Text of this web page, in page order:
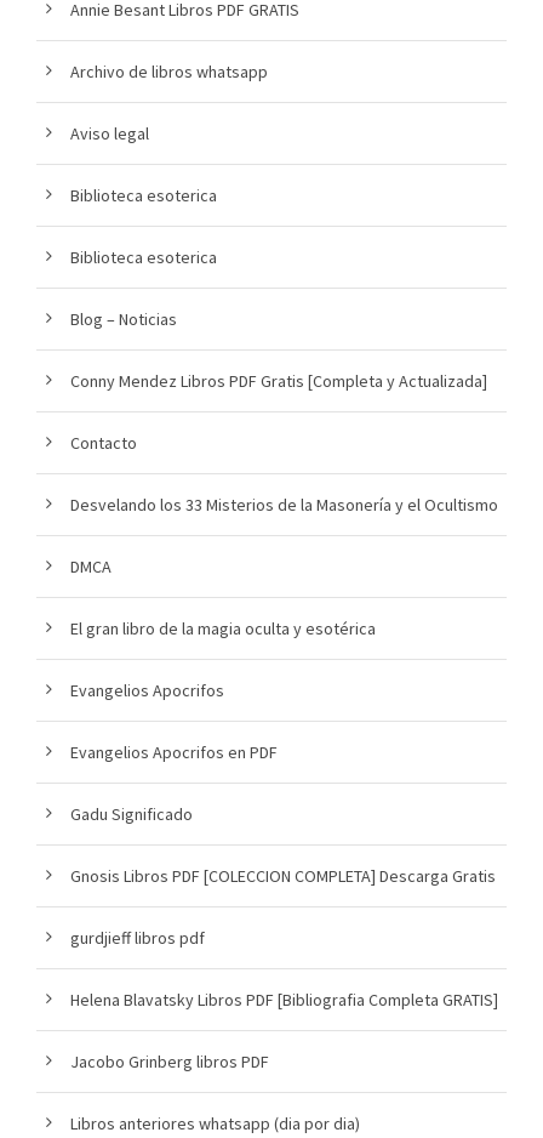
Annie Besant Libros PDF GRATIS
Archivo de libros whatsapp
Aviso legal
Biblioteca esoterica
Biblioteca esoterica
Blog – Noticias
Conny Mendez Libros PDF Gratis [Completa y Actualizada]
Contacto
Desvelando los 33 Misterios de la Masonería y el Ocultismo
DMCA
El gran libro de la magia oculta y esotérica
Evangelios Apocrifos
Evangelios Apocrifos en PDF
Gadu Significado
Gnosis Libros PDF [COLECCION COMPLETA] Descarga Gratis
gurdjieff libros pdf
Helena Blavatsky Libros PDF [Bibliografia Completa GRATIS]
Jacobo Grinberg libros PDF
Libros anteriores whatsapp (dia por dia)